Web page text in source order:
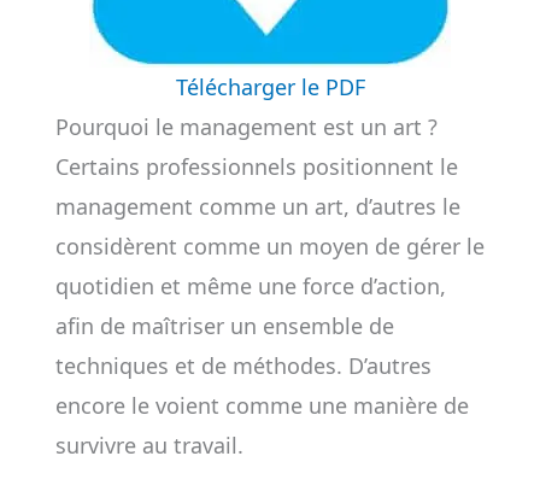
Télécharger le PDF
Pourquoi le management est un art ?
Certains professionnels positionnent le
management comme un art, d’autres le
considèrent comme un moyen de gérer le
quotidien et même une force d’action,
afin de maîtriser un ensemble de
techniques et de méthodes. D’autres
encore le voient comme une manière de
survivre au travail.